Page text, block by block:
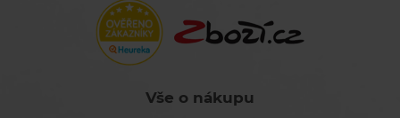
Vše o nákupu